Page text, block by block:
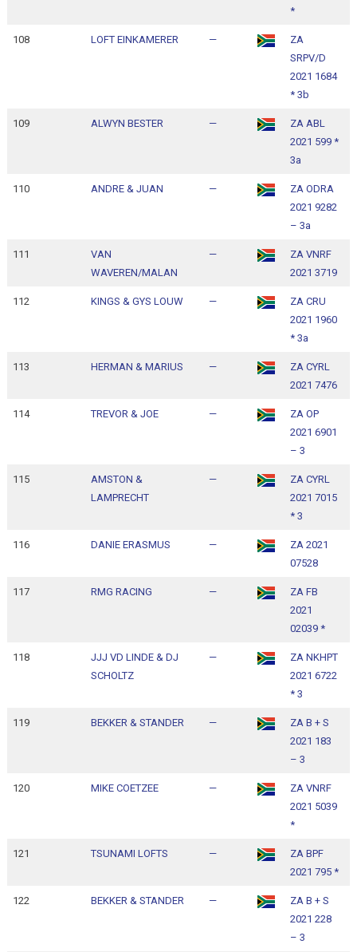
*
108 LOFT EINKAMERER —
ZA
SRPV/D
2021 1684
* 3b
109 ALWYN BESTER —
ZA ABL
2021 599 *
3a
110 ANDRE & JUAN —
ZA ODRA
2021 9282
– 3a
111
VAN
WAVEREN/MALAN
—
ZA VNRF
2021 3719
112 KINGS & GYS LOUW —
ZA CRU
2021 1960
* 3a
113 HERMAN & MARIUS —
ZA CYRL
2021 7476
114 TREVOR & JOE —
ZA OP
2021 6901
– 3
115
AMSTON &
LAMPRECHT
—
ZA CYRL
2021 7015
* 3
116 DANIE ERASMUS —
ZA 2021
07528
117 RMG RACING —
ZA FB
2021
02039 *
118
JJJ VD LINDE & DJ
SCHOLTZ
—
ZA NKHPT
2021 6722
* 3
119 BEKKER & STANDER —
ZA B + S
2021 183
– 3
120 MIKE COETZEE —
ZA VNRF
2021 5039
*
121 TSUNAMI LOFTS —
ZA BPF
2021 795 *
122 BEKKER & STANDER —
ZA B + S
2021 228
– 3